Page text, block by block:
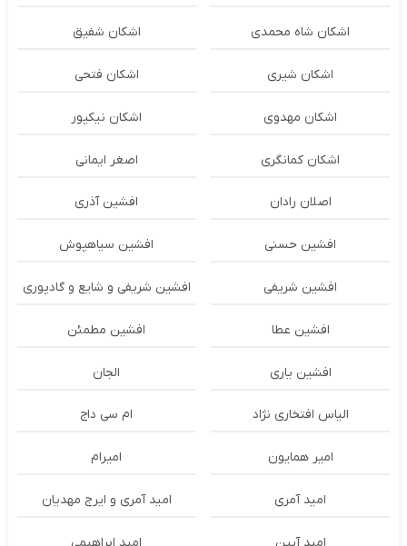
اشکان شاه محمدی اشکان شفیق
اشکان شیری اشکان فتحی
اشکان مهدوی اشکان نیکپور
اشکان‌ کمانگری اصغر ایمانی
اصلان رادان افشین آذری
افشین حسنی افشین سیاهپوش
افشین شریفی افشین شریفی و شایع و گادپوری
افشین عطا افشین مطمئن
افشین یاری الجان
الیاس افتخاری نژاد ام سی داج
امير همايون اميرام
امید آمری امید آمری و ایرج مهدیان